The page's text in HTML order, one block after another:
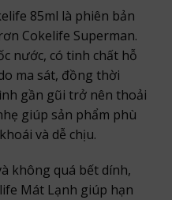
85ml là phiên bản
Cokelife Superman.
nước, có tinh chất hỗ
ma sát, đồng thời
gần gũi trở nên thoải
giúp sản phẩm phù
và dễ chịu.
không quá bết dính,
Mát Lạnh giúp hạn